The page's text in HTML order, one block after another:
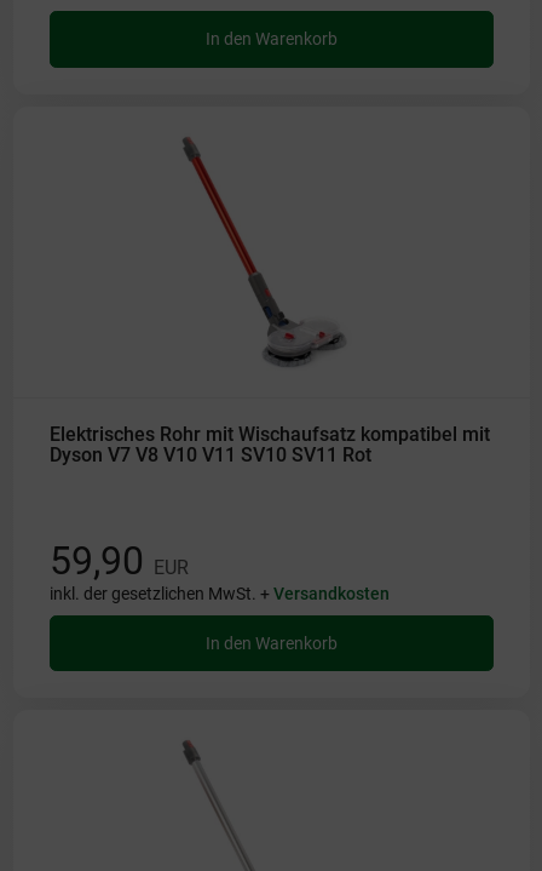
In den Warenkorb
Elektrisches Rohr mit Wischaufsatz kompatibel mit
Dyson V7 V8 V10 V11 SV10 SV11 Rot
59,90 EUR
inkl. der gesetzlichen MwSt. +Versandkosten
In den Warenkorb